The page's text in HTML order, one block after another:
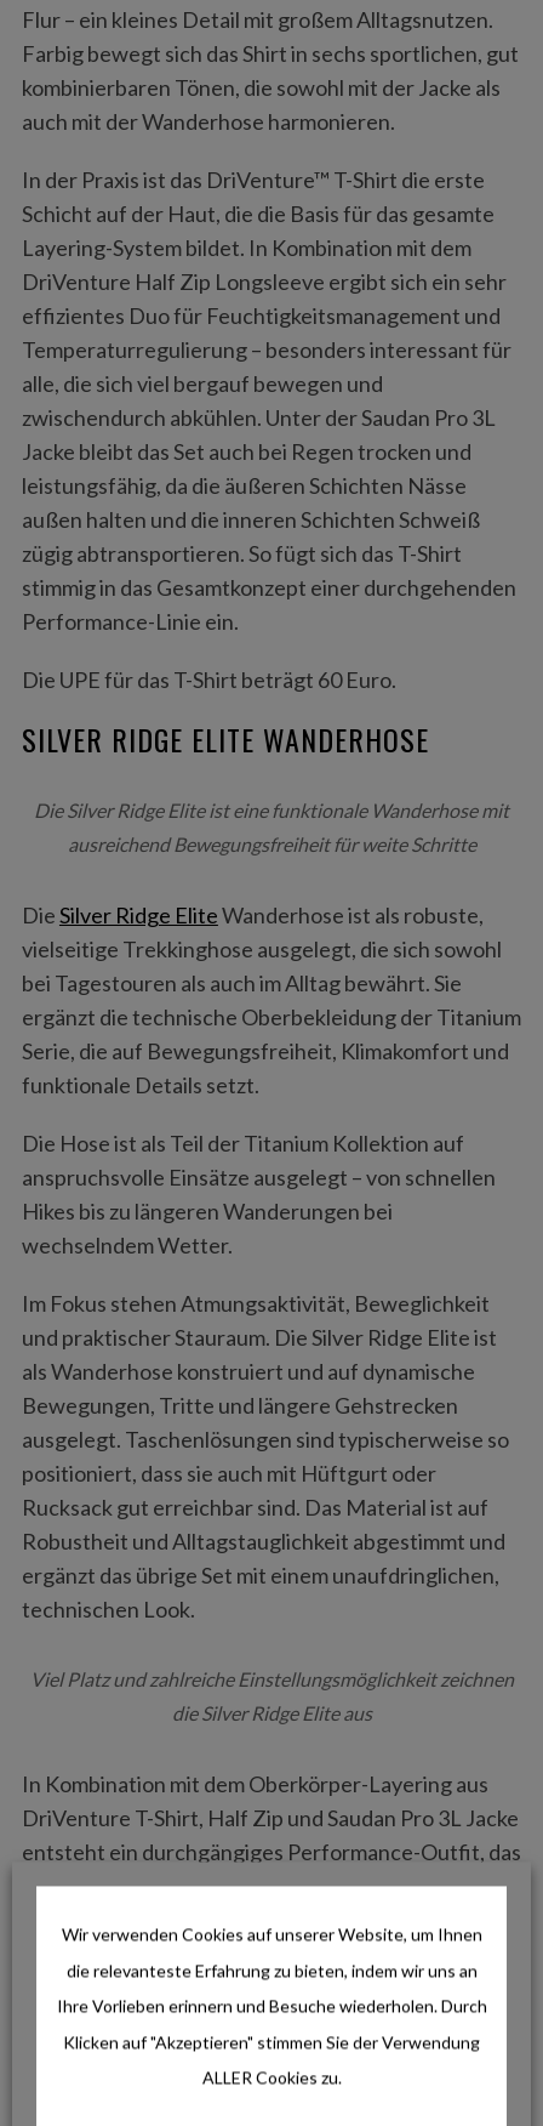
Flur – ein kleines Detail mit großem Alltagsnutzen.
Farbig bewegt sich das Shirt in sechs sportlichen, gut
kombinierbaren Tönen, die sowohl mit der Jacke als
auch mit der Wanderhose harmonieren.
In der Praxis ist das DriVenture™ T-Shirt die erste
Schicht auf der Haut, die die Basis für das gesamte
Layering-System bildet. In Kombination mit dem
DriVenture Half Zip Longsleeve ergibt sich ein sehr
effizientes Duo für Feuchtigkeitsmanagement und
Temperaturregulierung – besonders interessant für
alle, die sich viel bergauf bewegen und
zwischendurch abkühlen. Unter der Saudan Pro 3L
Jacke bleibt das Set auch bei Regen trocken und
leistungsfähig, da die äußeren Schichten Nässe
außen halten und die inneren Schichten Schweiß
zügig abtransportieren. So fügt sich das T-Shirt
stimmig in das Gesamtkonzept einer durchgehenden
Performance-Linie ein.
Die UPE für das T-Shirt beträgt 60 Euro.
SILVER RIDGE ELITE WANDERHOSE
Die Silver Ridge Elite ist eine funktionale Wanderhose mit
ausreichend Bewegungsfreiheit für weite Schritte
DieSilver Ridge EliteWanderhose ist als robuste,
vielseitige Trekkinghose ausgelegt, die sich sowohl
bei Tagestouren als auch im Alltag bewährt. Sie
ergänzt die technische Oberbekleidung der Titanium
Serie, die auf Bewegungsfreiheit, Klimakomfort und
funktionale Details setzt.
Die Hose ist als Teil der Titanium Kollektion auf
anspruchsvolle Einsätze ausgelegt – von schnellen
Hikes bis zu längeren Wanderungen bei
wechselndem Wetter.
Im Fokus stehen Atmungsaktivität, Beweglichkeit
und praktischer Stauraum. Die Silver Ridge Elite ist
als Wanderhose konstruiert und auf dynamische
Bewegungen, Tritte und längere Gehstrecken
ausgelegt. Taschenlösungen sind typischerweise so
positioniert, dass sie auch mit Hüftgurt oder
Rucksack gut erreichbar sind. Das Material ist auf
Robustheit und Alltagstauglichkeit abgestimmt und
ergänzt das übrige Set mit einem unaufdringlichen,
technischen Look.
Viel Platz und zahlreiche Einstellungsmöglichkeit zeichnen
die Silver Ridge Elite aus
In Kombination mit dem Oberkörper-Layering aus
DriVenture T-Shirt, Half Zip und Saudan Pro 3L Jacke
entsteht ein durchgängiges Performance-Outfit, das
von oben bis unten für einen aktiven Lifestyle
zwischen hoch technischer Oberbekleidung und
Performance-Footwear, indem sie Beweglichkeit,
Schutz und Tragekomfort verbindet. Durch ihr
dezentes Design passt sie zugleich in urbane
Settings und lässt sich gut mit Sneakern oder den
S
c
f
o
r
:
Wir verwenden Cookies auf unserer Website, um Ihnen
die relevanteste Erfahrung zu bieten, indem wir uns an
Ihre Vorlieben erinnern und Besuche wiederholen. Durch
Klicken auf "Akzeptieren" stimmen Sie der Verwendung
ALLER Cookies zu.